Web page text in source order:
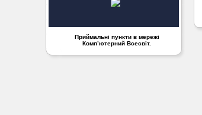
Приймальні пункти в мережі
Комп’ютерний Всесвіт.